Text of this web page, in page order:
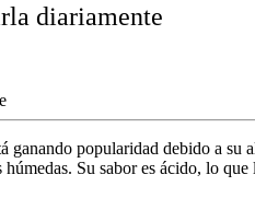
diariamente
ganando popularidad debido a su
Su sabor es ácido, lo